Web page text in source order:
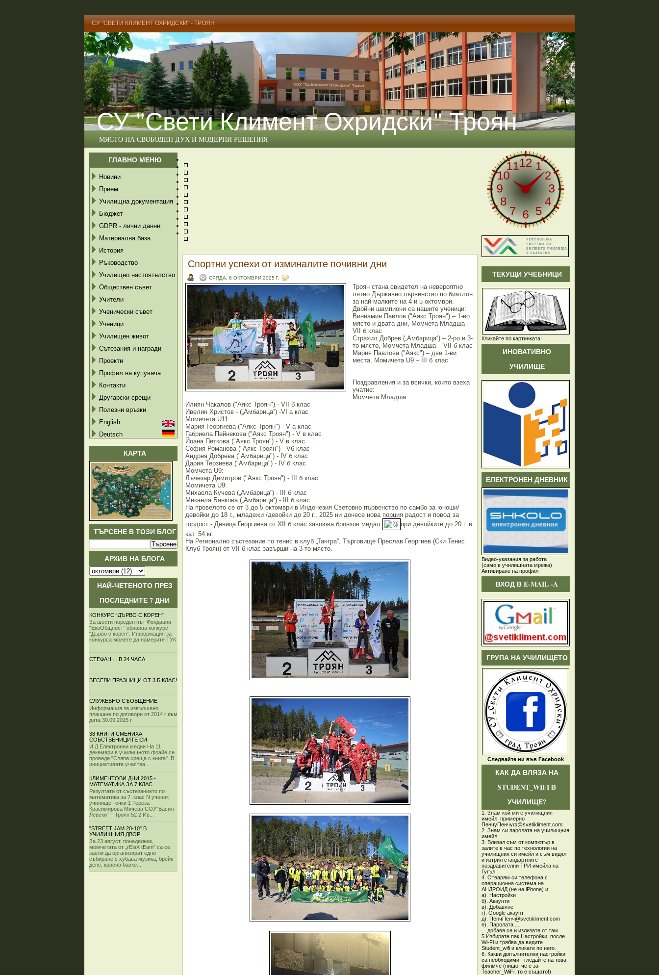
СУ "СВЕТИ КЛИМЕНТ ОХРИДСКИ" - ТРОЯН
СУ "Свети Климент Охридски" Троян
МЯСТО НА СВОБОДЕН ДУХ И МОДЕРНИ РЕШЕНИЯ
ГЛАВНО МЕНЮ
Новини
Прием
Училищна документация
Бюджет
GDPR - лични данни
Материална база
История
Ръководство
Училищно настоятелство
Обществен съвет
Учители
Ученически съвет
Ученици
Училищен живот
Сътезания и награди
Проекти
Профил на купувача
Контакти
Другарски срещи
Полезни връзки
English
Deutsch
КАРТА
ТЪРСЕНЕ В ТОЗИ БЛОГ
АРХИВ НА БЛОГА
НАЙ-ЧЕТЕНОТО ПРЕЗ
ПОСЛЕДНИТЕ 7 ДНИ
КОНКУРС “ДЪРВО С КОРЕН”
За шести пореден път Фондация
“ЕкоОбщност” обявява конкурс
“Дърво с корен”. Информация за
конкурса можете да намерите ТУК
СТЕФАН ... В 24 ЧАСА
ВЕСЕЛИ ПРАЗНИЦИ ОТ 3.Б КЛАС!
СЛУЖЕБНО СЪОБЩЕНИЕ
Информация за извършено
плащане по договори от 2014 г към
дата 30.09.2015 г.
38 КНИГИ СМЕНИХА
СОБСТВЕНИЦИТЕ СИ
И Д Електронни медии На 11
декември в училищното фоайе се
проведе "Сляпа среща с книга". В
инициативата участва...
КЛИМЕНТОВИ ДНИ 2015 -
МАТЕМАТИКА ЗА 7 КЛАС
Резултати от състезанието по
математика за 7. клас N ученик
училище точки 1 Тереза
Красимирова Мичева СОУ“Васил
Левски“ – Троян 52 2 Ив...
"STREET JAM 20-10" В
УЧИЛИЩНИЯ ДВОР
За 23 август, понеделник,
момчетата от „rElaX tEam" са се
заели да организират едно
събиране с хубава музика, брейк
денс, красив баске...
Спортни успехи от изминалите почивни дни
СРЯДА, 8 ОКТОМВРИ 2025 Г.
Троян стана свидетел на невероятно
лятно Държавно първенство по биатлон
за най-малките на 4 и 5 октомври.
Двойни шампиони са нашите ученици:
Виниамин Павлов ("Аякс Троян") – 1-во
място и двата дни, Момчета Младша –
VII б клас
Страхил Добрев („Амбарица“) – 2-ро и 3-
то място, Момчета Младша – VII б клас
Мария Павлова ("Аякс") – две 1-ви
места, Момичета U9 – III б клас
Поздравления и за всички, които взеха
учатие:
Момчета Младша:
Илиян Чакалов ("Аякс Троян") - VII б клас
Ивелин Христов - („Амбарица“) -VI а клас
Момичета U11:
Мария Георгиева ("Аякс Троян") - V а клас
Габриела Пейнекова ("Аякс Троян") - V в клас
Йоана Петкова ("Аякс Троян") - V в клас
София Романова ("Аякс Троян") - Vб клас
Андрея Добрева ("Амбарица") - IV б клас
Дария Терзиева ("Амбарица") - IV б клас
Момчета U9:
Лъчезар Димитров ("Аякс Троян") - III б клас
Момичета U9:
Михаела Кучева („Амбарица“) - III б клас
Микаела Банкова („Амбарица“) - III б клас
На провелото се от 3 до 5 октомври в Индонезия Световно първенство по самбо за юноши/
девойки до 18 г., младежи /девойки до 20 г., 2025 ни донесе нова порция радост и повод за
гордост - Деница Георгиева от XII б клас завоюва бронзов медал
при девойките до 20 г. в
кат. 54 кг.
На Регионално състезание по тенис в клуб „Тангра“, Търговище Преслав Георгиев (Ски Тенис
Клуб Троян) от VII б клас завърши на 3-то място.
ТЕКУЩИ УЧЕБНИЦИ
Кликайте по картинката!
ИНОВАТИВНО
УЧИЛИЩЕ
ЕЛЕКТРОНЕН ДНЕВНИК
Видео-указания за работа
(само в училищната мрежа)
Активиране на профил
ВХОД В E-MAIL -A
ГРУПА НА УЧИЛИЩЕТО
Следвайте ни във Facebook
КАК ДА ВЛЯЗА НА
STUDENT_WIFI В
УЧИЛИЩЕ?
1. Знам кой ми е училищния
имейл, примерно
ПенчуПенчуф@svetikliment.com.
2. Знам си паролата на училищния
имейл.
3. Влизал съм от компютър в
залите в час по технологии на
училищния си имейл и съм видял
и изтрил стандартните
поздравителни ТРИ имейла на
Гугъл.
4. Отварям си телефона с
операционна система на
АНДРОИД (не на iPhone) и:
а). Настройки
б). Акаунти
в). Добавяне
г). Google акаунт
д). ПенчПенч@svetikliment.com
е). Паролата ...
... добавя се и излизате от там
5.Избирате пак Настройки, после
Wi-Fi и трябва да видите
Student_wifi и кликате по него.
6. Какви допълнителни настройки
са необходими - гледайте на това
филмче (нищо, че е за
Teacher_WiFi, то е същото!)